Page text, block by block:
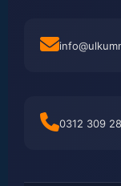
0312 309